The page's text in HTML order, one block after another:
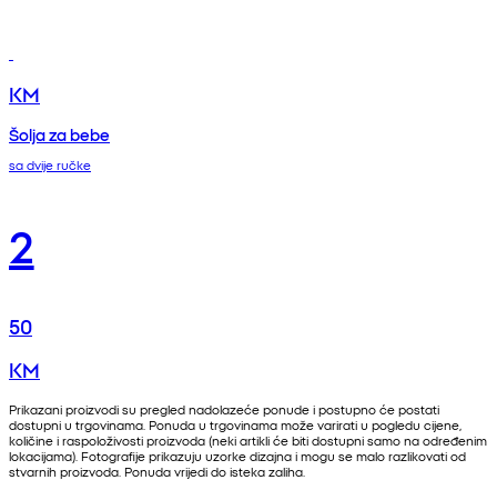
KM
Šolja za bebe
sa dvije ručke
2
50
KM
Prikazani proizvodi su pregled nadolazeće ponude i postupno će postati
dostupni u trgovinama. Ponuda u trgovinama može varirati u pogledu cijene,
količine i raspoloživosti proizvoda (neki artikli će biti dostupni samo na određenim
lokacijama). Fotografije prikazuju uzorke dizajna i mogu se malo razlikovati od
stvarnih proizvoda. Ponuda vrijedi do isteka zaliha.